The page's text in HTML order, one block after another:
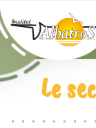
Passer au
Le